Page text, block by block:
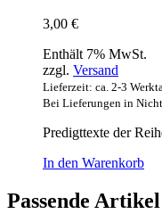
3,00 €
Enthält 7% MwSt.
zzgl. Versand
Lieferzeit: ca. 2-3
Bei Lieferungen in
Predigttexte der
In den Warenkorb
Passende Artikel